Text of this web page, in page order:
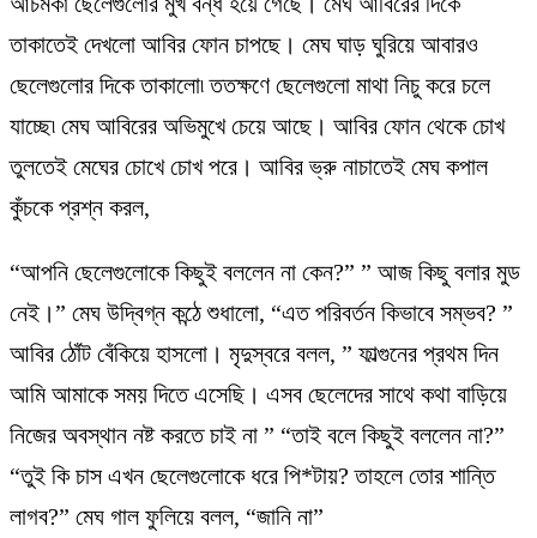
তাকাতেই দেখলো আবির ফোন চাপছে। মেঘ ঘাড় ঘুরিয়ে আবারও
ছেলেগুলোর দিকে তাকালো৷ ততক্ষণে ছেলেগুলো মাথা নিচু করে চলে
যাচ্ছে৷ মেঘ আবিরের অভিমুখে চেয়ে আছে। আবির ফোন থেকে চোখ
তুলতেই মেঘের চোখে চোখ পরে। আবির ভ্রু নাচাতেই মেঘ কপাল
কুঁচকে প্রশ্ন করল,
“আপনি ছেলেগুলোকে কিছুই বললেন না কেন?” ” আজ কিছু বলার মুড
নেই।” মেঘ উদ্বিগ্ন কন্ঠে শুধালো, “এত পরিবর্তন কিভাবে সম্ভব? ”
আবির ঠোঁট বেঁকিয়ে হাসলো। মৃদুস্বরে বলল, ” ফাল্গুনের প্রথম দিন
আমি আমাকে সময় দিতে এসেছি। এসব ছেলেদের সাথে কথা বাড়িয়ে
নিজের অবস্থান নষ্ট করতে চাই না ” “তাই বলে কিছুই বললেন না?”
“তুই কি চাস এখন ছেলেগুলোকে ধরে পি*টায়? তাহলে তোর শান্তি
লাগব?” মেঘ গাল ফুলিয়ে বলল, “জানি না”